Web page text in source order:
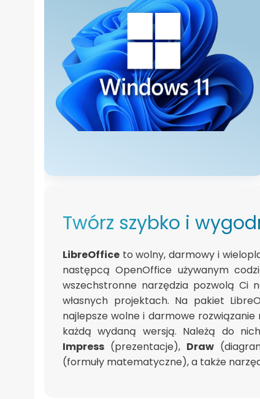
Twórz szybko i
LibreOffice to wolny, darmowy i
następcą OpenOffice używanym
wszechstronne narzędzia pozwolą Ci
własnych projektach. Na pakiet
najlepsze wolne i darmowe rozwiązanie
każdą wydaną wersją. Należą do
Impress (prezentacje), Draw
(formuły matematyczne), a także